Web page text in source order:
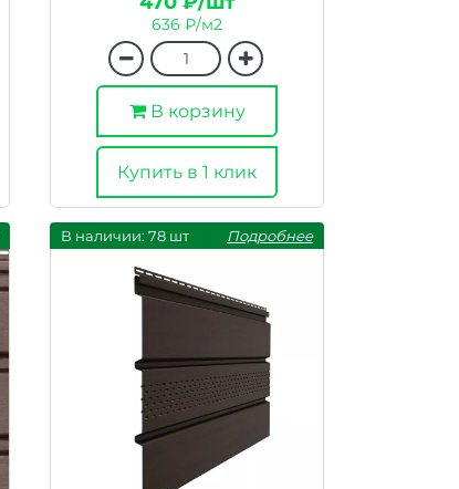
636 ₽/м2
В корзину
Купить в 1 клик
В наличии: 78 шт Подробнее